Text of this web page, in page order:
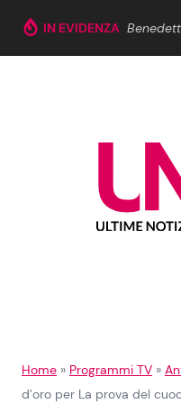
IN EVIDENZA
News e Cronaca
Persone Scomparse
Politica
Home » Programmi TV »
d’oro per La prova del